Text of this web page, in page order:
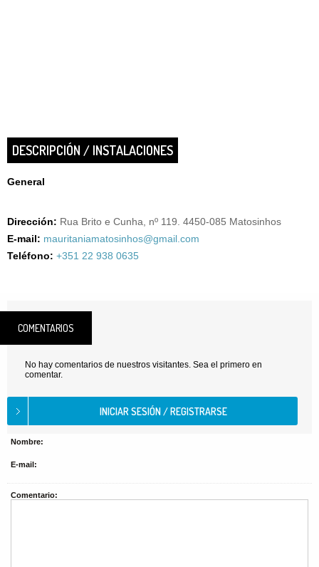
DESCRIPCIÓN / INSTALACIONES
General
Dirección: Rua Brito e Cunha, nº 119. 4450-085 Matosinhos
E-mail: mauritaniamatosinhos@gmail.com
Teléfono: +351 22 938 0635
COMENTARIOS
No hay comentarios de nuestros visitantes. Sea el primero en
comentar.
Nombre:
E-mail:
Comentario: